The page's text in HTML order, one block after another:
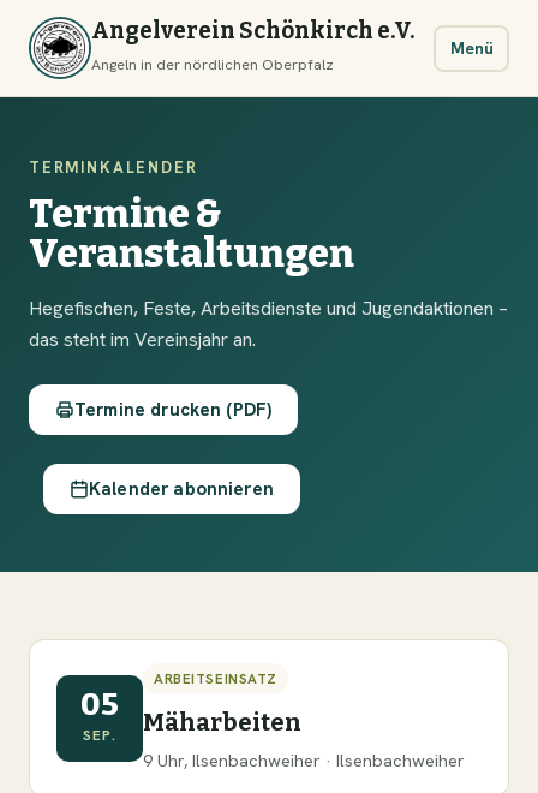
Angelverein Schönkirch e.V.
Angeln in der nördlichen Oberpfalz
Menü
TERMINKALENDER
Termine &
Veranstaltungen
Hegefischen, Feste, Arbeitsdienste und Jugendaktionen –
das steht im Vereinsjahr an.
Termine drucken (PDF)
Kalender abonnieren
05
SEP.
ARBEITSEINSATZ
Mäharbeiten
9 Uhr, Ilsenbachweiher · Ilsenbachweiher